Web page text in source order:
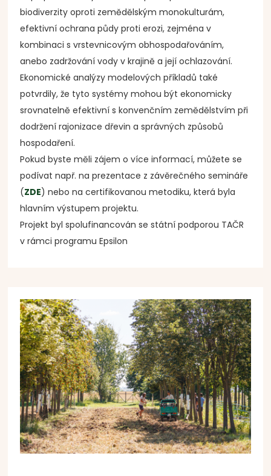
biodiverzity oproti zemědělským monokulturám,
efektivní ochrana půdy proti erozi, zejména v
kombinaci s vrstevnicovým obhospodařováním,
anebo zadržování vody v krajině a její ochlazování.
Ekonomické analýzy modelových příkladů také
potvrdily, že tyto systémy mohou být ekonomicky
srovnatelně efektivní s konvenčním zemědělstvím při
dodržení rajonizace dřevin a správných způsobů
hospodaření.
Pokud byste měli zájem o více informací, můžete se
podívat např. na prezentace z závěrečného semináře
(ZDE) nebo na certifikovanou metodiku, která byla
hlavním výstupem projektu.
Projekt byl spolufinancován se státní podporou TAČR
v rámci programu Epsilon